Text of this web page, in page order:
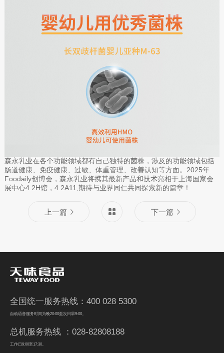
森永乳业在各个功能领域都有自己独特的菌株，涉及的功能领域包括
肠道健康、免疫健康、过敏、体重管理、改善认知等方面。2025年
Foodaily创博会，森永乳业将携其最新产品和技术亮相于上海国家会
展中心4.2H馆，4.2A11,期待与业界同仁共同探索新的篇章！
上一篇 下一篇
全国统一服务热线：400 028 5300
自动语音服务时间为晚20:00至次日早9:00。
总机服务热线 ：028-82808188
工作日9:00至17:30。